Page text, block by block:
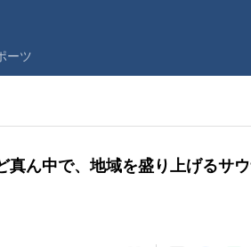
ーツ
真ん中で、地域を盛り上げるサ